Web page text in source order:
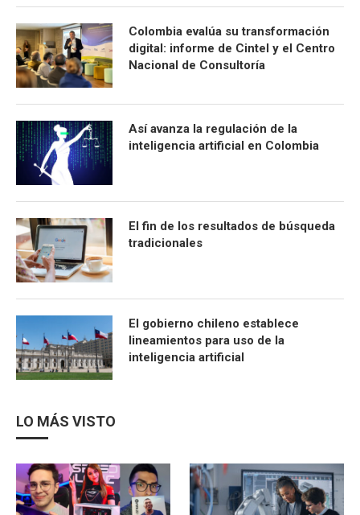
Colombia evalúa su transformación
digital: informe de Cintel y el Centro
Nacional de Consultoría
Así avanza la regulación de la
inteligencia artificial en Colombia
El fin de los resultados de búsqueda
tradicionales
El gobierno chileno establece
lineamientos para uso de la
inteligencia artificial
LO MÁS VISTO